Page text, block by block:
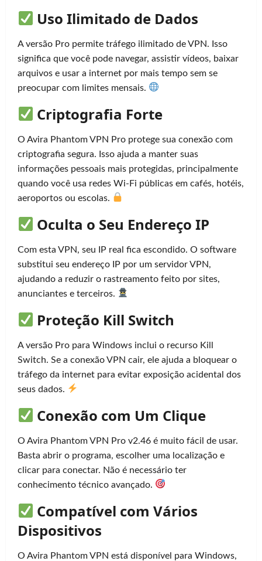
Uso Ilimitado de Dados
A versão Pro permite tráfego ilimitado de VPN. Isso
significa que você pode navegar, assistir vídeos, baixar
arquivos e usar a internet por mais tempo sem se
preocupar com limites mensais.
Criptografia Forte
O Avira Phantom VPN Pro protege sua conexão com
criptografia segura. Isso ajuda a manter suas
informações pessoais mais protegidas, principalmente
quando você usa redes Wi-Fi públicas em cafés, hotéis,
aeroportos ou escolas.
Oculta o Seu Endereço IP
Com esta VPN, seu IP real fica escondido. O software
substitui seu endereço IP por um servidor VPN,
ajudando a reduzir o rastreamento feito por sites,
anunciantes e terceiros.
Proteção Kill Switch
A versão Pro para Windows inclui o recurso Kill
Switch. Se a conexão VPN cair, ele ajuda a bloquear o
tráfego da internet para evitar exposição acidental dos
seus dados.
Conexão com Um Clique
O Avira Phantom VPN Pro v2.46 é muito fácil de usar.
Basta abrir o programa, escolher uma localização e
clicar para conectar. Não é necessário ter
conhecimento técnico avançado.
Compatível com Vários
Dispositivos
O Avira Phantom VPN está disponível para Windows,